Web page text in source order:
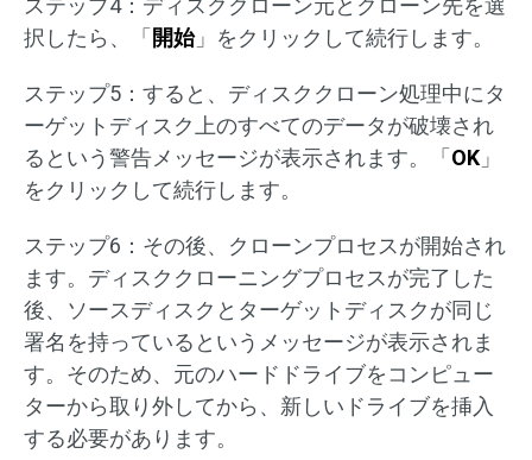
ステップ4：ディスククローン元とクローン先を選
択したら、「 開始」をクリックして続行します。
ステップ5：すると、ディスククローン処理中にタ
ーゲットディスク上のすべてのデータが破壊され
るという警告メッセージが表示されます。「 OK 」
をクリックして続行します。
ステップ6：その後、クローンプロセスが開始され
ます。ディスククローニングプロセスが完了した
後、ソースディスクとターゲットディスクが同じ
署名を持っているというメッセージが表示されま
す。そのため、元のハードドライブをコンピュー
ターから取り外してから、新しいドライブを挿入
する必要があります。